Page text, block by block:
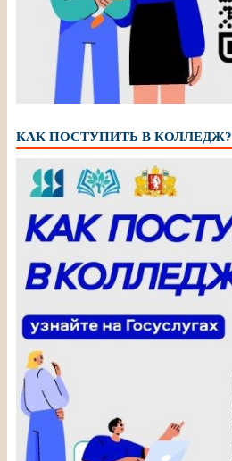
КАК ПОСТУПИТЬ В КОЛЛЕДЖ?